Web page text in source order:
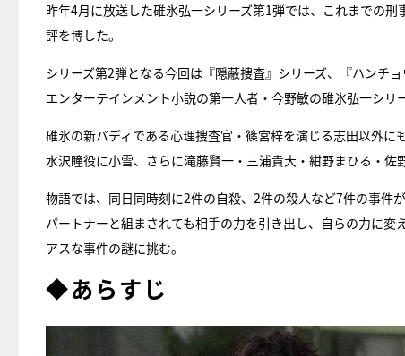
昨年4月に放送した碓氷弘一シリーズ第1弾では、これまでの
評を博した。
シリーズ第2弾となる今回は『隠蔽捜査』シリーズ、『ハンチ
エンターテインメント小説の第一人者・今野敏の碓氷弘一シリ
碓氷の新バディである心理捜査官・篠宮梓を演じる志田以外
水沢瞳役に小雪、さらに滝藤賢一・三浦貴大・紺野まひる・佐
物語では、同日同時刻に2件の自殺、2件の殺人など7件の事
パートナーと組まされても相手の力を引き出し、自らの力に
アスな事件の謎に挑む。
◆あらすじ